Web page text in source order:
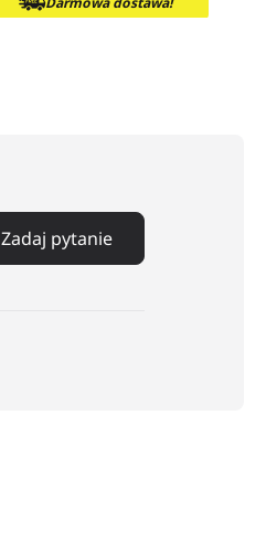
Zadaj pytanie